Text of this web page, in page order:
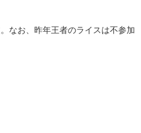
なお、昨年王者のライスは不参加